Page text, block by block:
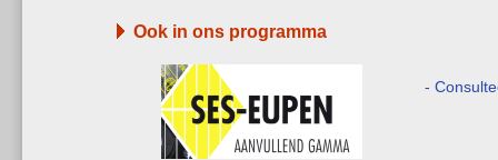
Ook in ons programma
-